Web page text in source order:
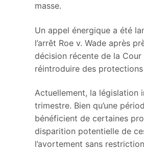
masse.
Un appel énergique a été
l’arrêt Roe v. Wade après
décision récente de la Cour
réintroduire des
Actuellement, la législation
trimestre. Bien qu’une
bénéficient de certaines
disparition potentielle de
l’avortement sans